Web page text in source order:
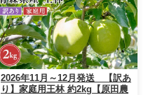
2026年11月～12月発送 【訳あ
り】家庭用王林 約2kg【原田農